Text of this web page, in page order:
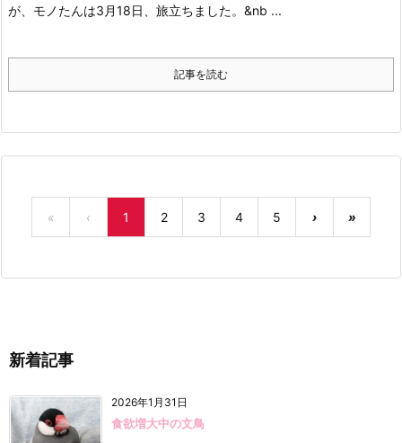
が、モノたんは3月18日、旅立ちました。 &nb ...
記事を読む
« ‹ 1 2 3 4 5 › »
新着記事
2026年1月31日
食欲増大中の文鳥